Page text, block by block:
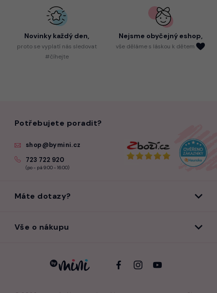
Novinky každý den,
protose vyplatí nás sledovat
#číhejte
Nejsme obyčejný eshop,
vše děláme s láskou k dětem
Potřebujete poradit?
shop@bymini.cz
723 722 920
(po - pá 9:00 - 16:00)
Máte dotazy?
Vše o nákupu